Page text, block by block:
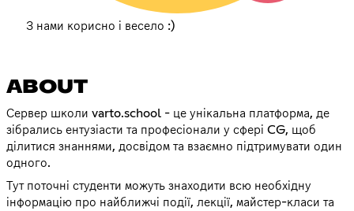
З нами корисно і весело :)
ABOUT
Сервер школи varto.school - це унікальна платформа, де
зібрались ентузіасти та професіонали у сфері CG, щоб
ділитися знаннями, досвідом та взаємно підтримувати один
одного.
Тут поточні студенти можуть знаходити всю необхідну
інформацію про найближчі події, лекції, майстер-класи та